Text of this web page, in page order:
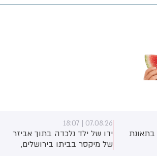
30 נהרג בתאונת
07.08.26 | 18:07
ידו של ילד נלכדה בתוך אביזר
של מיקסר בביתו בירושלים,